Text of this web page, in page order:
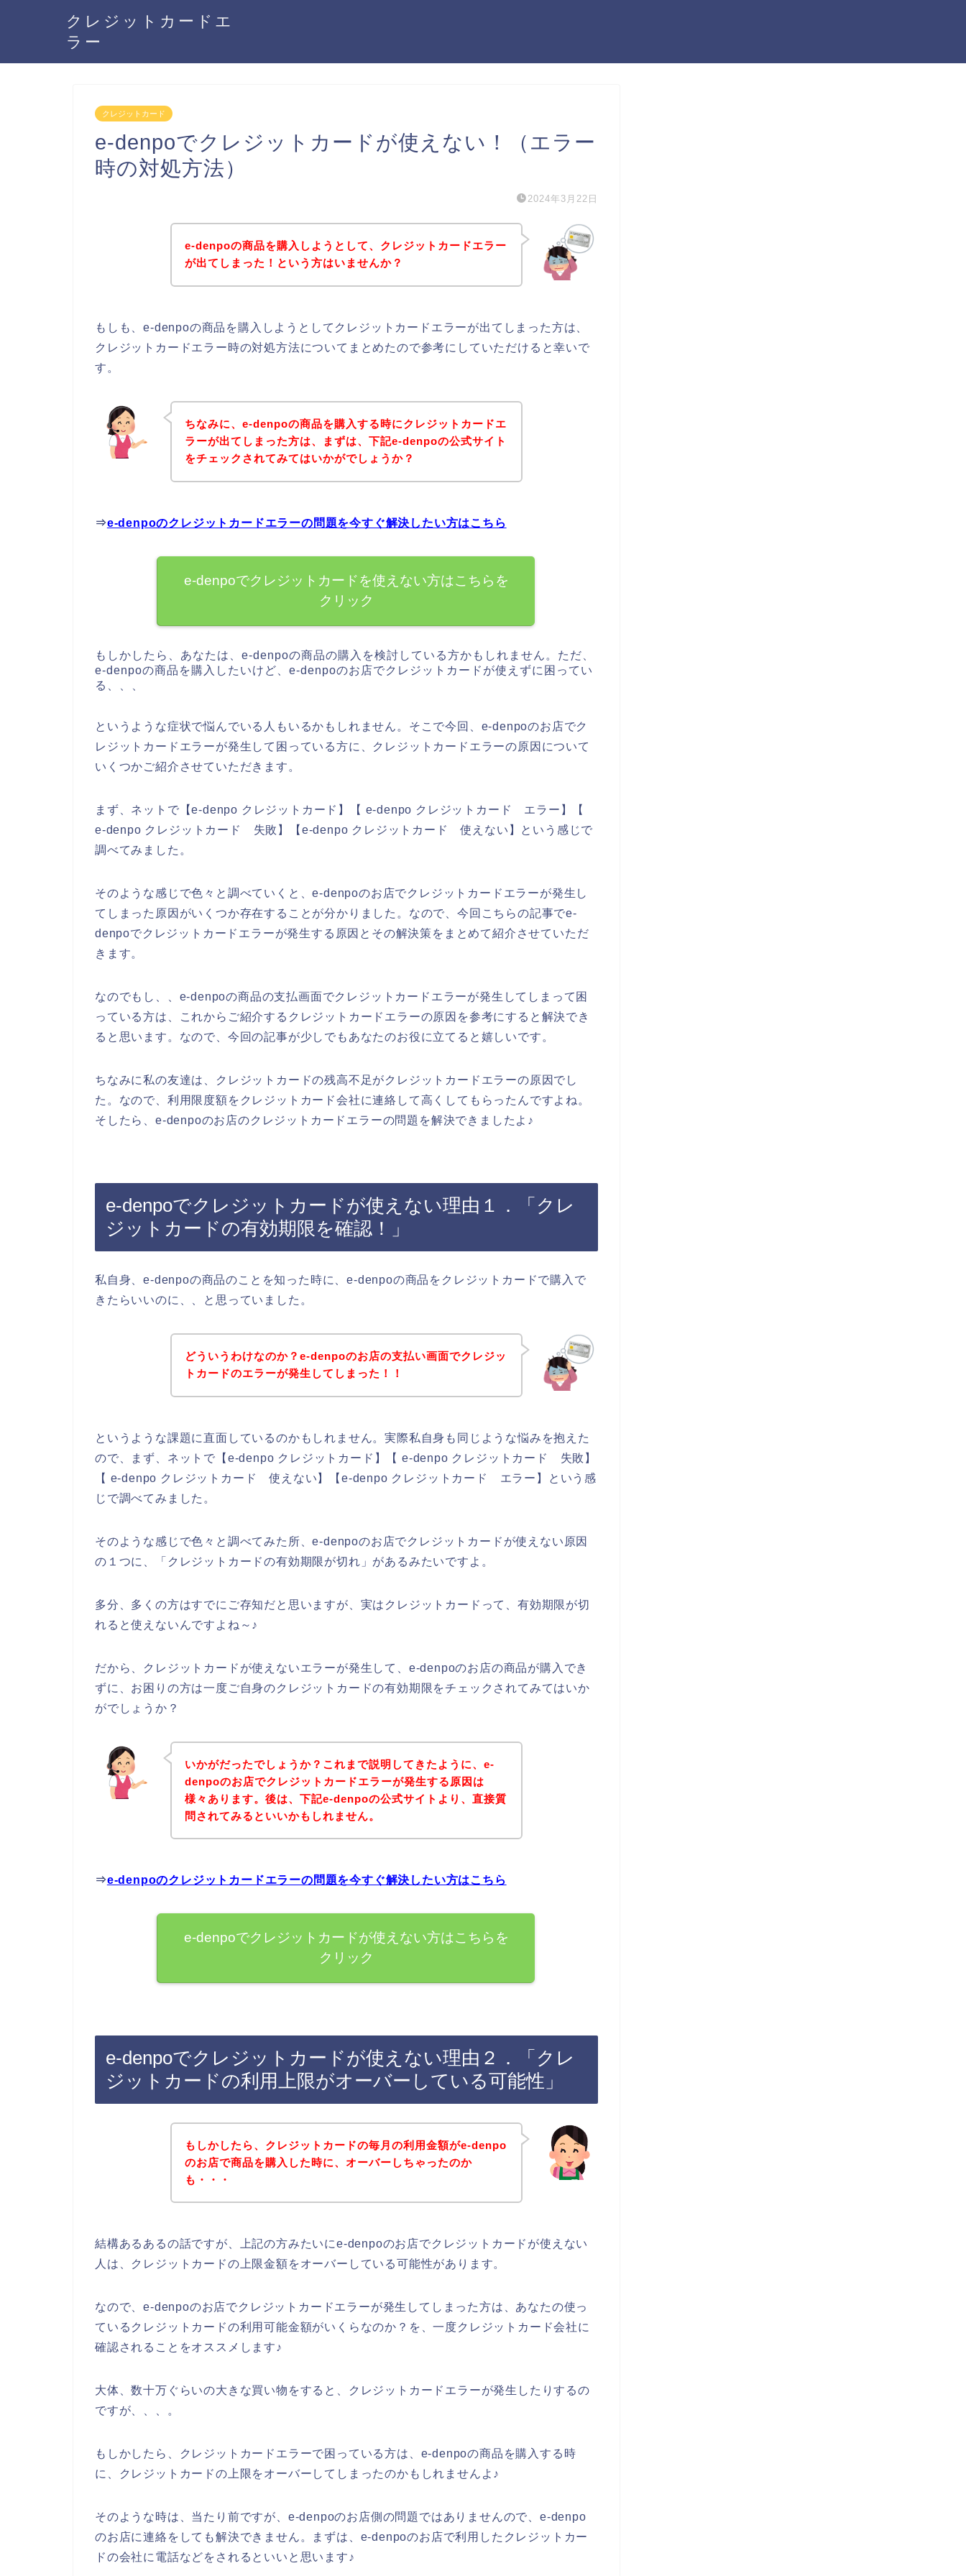
クレジットカードエ
ラー
クレジットカード
e-denpoでクレジットカードが使えない！（エラー
時の対処方法）
2024年3月22日
e-denpoの商品を購入しようとして、クレジットカードエラー
が出てしまった！という方はいませんか？
もしも、e-denpoの商品を購入しようとしてクレジットカードエラーが出てしまった方は、
クレジットカードエラー時の対処方法についてまとめたので参考にしていただけると幸いで
す。
ちなみに、e-denpoの商品を購入する時にクレジットカードエ
ラーが出てしまった方は、まずは、下記e-denpoの公式サイト
をチェックされてみてはいかがでしょうか？
⇒e-denpoのクレジットカードエラーの問題を今すぐ解決したい方はこちら
e-denpoでクレジットカードを使えない方はこちらを
クリック
もしかしたら、あなたは、e-denpoの商品の購入を検討している方かもしれません。ただ、
e-denpoの商品を購入したいけど、e-denpoのお店でクレジットカードが使えずに困ってい
る、、、
というような症状で悩んでいる人もいるかもしれません。そこで今回、e-denpoのお店でク
レジットカードエラーが発生して困っている方に、クレジットカードエラーの原因について
いくつかご紹介させていただきます。
まず、ネットで【e-denpo クレジットカード】【 e-denpo クレジットカード エラー】【
e-denpo クレジットカード 失敗】【e-denpo クレジットカード 使えない】という感じで
調べてみました。
そのような感じで色々と調べていくと、e-denpoのお店でクレジットカードエラーが発生し
てしまった原因がいくつか存在することが分かりました。なので、今回こちらの記事でe-
denpoでクレジットカードエラーが発生する原因とその解決策をまとめて紹介させていただ
きます。
なのでもし、、e-denpoの商品の支払画面でクレジットカードエラーが発生してしまって困
っている方は、これからご紹介するクレジットカードエラーの原因を参考にすると解決でき
ると思います。なので、今回の記事が少しでもあなたのお役に立てると嬉しいです。
ちなみに私の友達は、クレジットカードの残高不足がクレジットカードエラーの原因でし
た。なので、利用限度額をクレジットカード会社に連絡して高くしてもらったんですよね。
そしたら、e-denpoのお店のクレジットカードエラーの問題を解決できましたよ♪
e-denpoでクレジットカードが使えない理由１．「クレ
ジットカードの有効期限を確認！」
私自身、e-denpoの商品のことを知った時に、e-denpoの商品をクレジットカードで購入で
きたらいいのに、、と思っていました。
どういうわけなのか？e-denpoのお店の支払い画面でクレジッ
トカードのエラーが発生してしまった！！
というような課題に直面しているのかもしれません。実際私自身も同じような悩みを抱えた
ので、まず、ネットで【e-denpo クレジットカード】【 e-denpo クレジットカード 失敗】
【 e-denpo クレジットカード 使えない】【e-denpo クレジットカード エラー】という感
じで調べてみました。
そのような感じで色々と調べてみた所、e-denpoのお店でクレジットカードが使えない原因
の１つに、「クレジットカードの有効期限が切れ」があるみたいですよ。
多分、多くの方はすでにご存知だと思いますが、実はクレジットカードって、有効期限が切
れると使えないんですよね～♪
だから、クレジットカードが使えないエラーが発生して、e-denpoのお店の商品が購入でき
ずに、お困りの方は一度ご自身のクレジットカードの有効期限をチェックされてみてはいか
がでしょうか？
いかがだったでしょうか？これまで説明してきたように、e-
denpoのお店でクレジットカードエラーが発生する原因は
様々あります。後は、下記e-denpoの公式サイトより、直接質
問されてみるといいかもしれません。
⇒e-denpoのクレジットカードエラーの問題を今すぐ解決したい方はこちら
e-denpoでクレジットカードが使えない方はこちらを
クリック
e-denpoでクレジットカードが使えない理由２．「クレ
ジットカードの利用上限がオーバーしている可能性」
もしかしたら、クレジットカードの毎月の利用金額がe-denpo
のお店で商品を購入した時に、オーバーしちゃったのか
も・・・
結構あるあるの話ですが、上記の方みたいにe-denpoのお店でクレジットカードが使えない
人は、クレジットカードの上限金額をオーバーしている可能性があります。
なので、e-denpoのお店でクレジットカードエラーが発生してしまった方は、あなたの使っ
ているクレジットカードの利用可能金額がいくらなのか？を、一度クレジットカード会社に
確認されることをオススメします♪
大体、数十万ぐらいの大きな買い物をすると、クレジットカードエラーが発生したりするの
ですが、、、。
もしかしたら、クレジットカードエラーで困っている方は、e-denpoの商品を購入する時
に、クレジットカードの上限をオーバーしてしまったのかもしれませんよ♪
そのような時は、当たり前ですが、e-denpoのお店側の問題ではありませんので、e-denpo
のお店に連絡をしても解決できません。まずは、e-denpoのお店で利用したクレジットカー
ドの会社に電話などをされるといいと思います♪